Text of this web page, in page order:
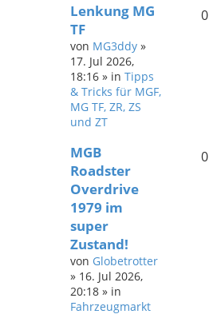
Lenkung MG
TF
von MG3ddy »
17. Jul 2026,
18:16 » in Tipps
& Tricks für MGF,
MG TF, ZR, ZS
und ZT
0
MGB
Roadster
Overdrive
1979 im
super
Zustand!
von Globetrotter
» 16. Jul 2026,
20:18 » in
Fahrzeugmarkt
0